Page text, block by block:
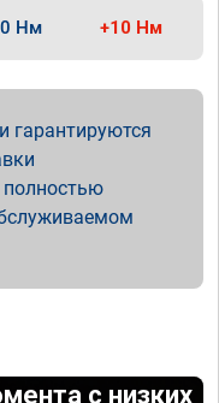
Нм +10 Нм
гарантируются
полностью
с низких